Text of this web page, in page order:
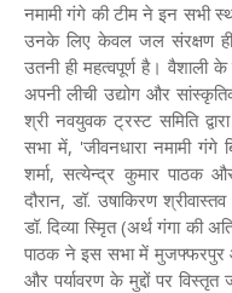
नमामी गंगे की टीम ने इन सभी
उनके लिए केवल जल संरक्षण ही
उतनी ही महत्वपूर्ण है। वैशाली
अपनी लीची उद्योग और
श्री नवयुवक ट्रस्ट समिति
सभा में, 'जीवनधारा नमामी गंगे
शर्मा, सत्येन्द्र कुमार पाठक
दौरान, डॉ. उषाकिरण श्रीवास्तव
डॉ. दिव्या स्मृित (अर्थ गंगा की
पाठक ने इस सभा में मुजफ्फरपुर
और पर्यावरण के मुद्दों पर विस्तृत